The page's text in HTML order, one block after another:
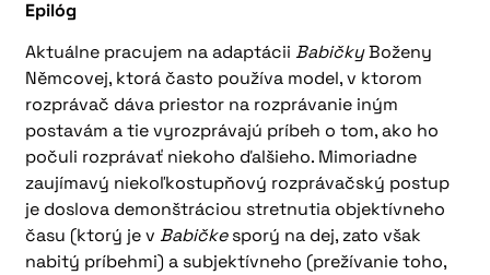
Epilóg
Aktuálne pracujem na adaptáciiBabičkyBoženy
Němcovej, ktorá často používa model, v ktorom
rozprávač dáva priestor na rozprávanie iným
postavám a tie vyrozprávajú príbeh o tom, ako ho
počuli rozprávať niekoho ďalšieho. Mimoriadne
zaujímavý niekoľkostupňový rozprávačský postup
je doslova demonštráciou stretnutia objektívneho
času (ktorý je vBabičkesporý na dej, zato však
nabitý príbehmi) a subjektívneho (prežívanie toho,